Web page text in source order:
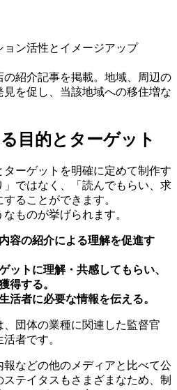
ョン活性とイメージアップ
紹介記事を掲載。地域、周辺の
見を促し、当該地域への移住増な
目的とターゲット
ーゲットを明確に定めて制作す
ではなく、「読んでもらい、求
ることができます。
ものが挙げられます。
容の紹介による理解を促進す
ットに理解・共感してもらい、
得する。
活者に必要な情報を伝える。
団体の業種に関連した監督官
者です。
などの他のメディアと比べて公
テイタスもさまざまなため、制